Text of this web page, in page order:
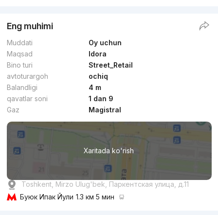
Eng muhimi
Muddati
Oy uchun
Maqsad
Idora
Bino turi
Street_Retail
avtoturargoh
ochiq
Balandligi
4 m
qavatlar soni
1 dan 9
Gaz
Magistral
Xaritada ko'rish
Toshkent, Mirzo Ulug'bek, Паркентская улица, д.11
Буюк Ипак Йули 1.3 км 5 мин